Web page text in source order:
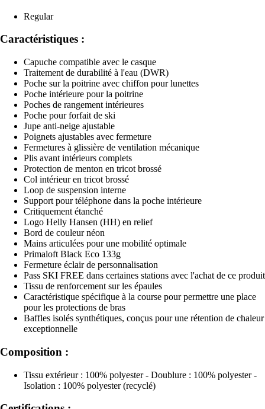
Regular
Caractéristiques :
Capuche compatible avec le casque
Traitement de durabilité à l'eau (DWR)
Poche sur la poitrine avec chiffon pour lunettes
Poche intérieure pour la poitrine
Poches de rangement intérieures
Poche pour forfait de ski
Jupe anti-neige ajustable
Poignets ajustables avec fermeture
Fermetures à glissière de ventilation mécanique
Plis avant intérieurs complets
Protection de menton en tricot brossé
Col intérieur en tricot brossé
Loop de suspension interne
Support pour téléphone dans la poche intérieure
Critiquement étanché
Logo Helly Hansen (HH) en relief
Bord de couleur néon
Mains articulées pour une mobilité optimale
Primaloft Black Eco 133g
Fermeture éclair de personnalisation
Pass SKI FREE dans certaines stations avec l'achat de ce produit
Tissu de renforcement sur les épaules
Caractéristique spécifique à la course pour permettre une place
pour les protections de bras
Baffles isolés synthétiques, conçus pour une rétention de chaleur
exceptionnelle
Composition :
Tissu extérieur : 100% polyester - Doublure : 100% polyester -
Isolation : 100% polyester (recyclé)